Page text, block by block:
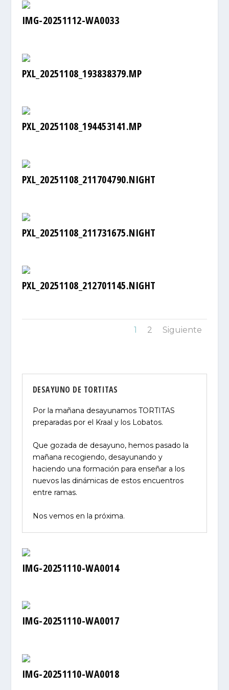
IMG-20251112-WA0033
PXL_20251108_193838379.MP
PXL_20251108_194453141.MP
PXL_20251108_211704790.NIGHT
PXL_20251108_211731675.NIGHT
PXL_20251108_212701145.NIGHT
1 2 Siguiente
DESAYUNO DE TORTITAS
Por la mañana desayunamos TORTITAS
preparadas por el Kraal y los Lobatos.
Que gozada de desayuno, hemos pasado la
mañana recogiendo, desayunando y
haciendo una formación para enseñar a los
nuevos las dinámicas de estos encuentros
entre ramas.
Nos vemos en la próxima.
IMG-20251110-WA0014
IMG-20251110-WA0017
IMG-20251110-WA0018